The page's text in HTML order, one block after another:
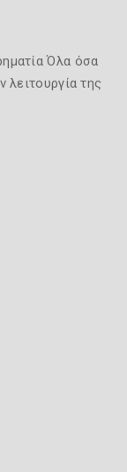
Όλα όσα
λειτουργία της